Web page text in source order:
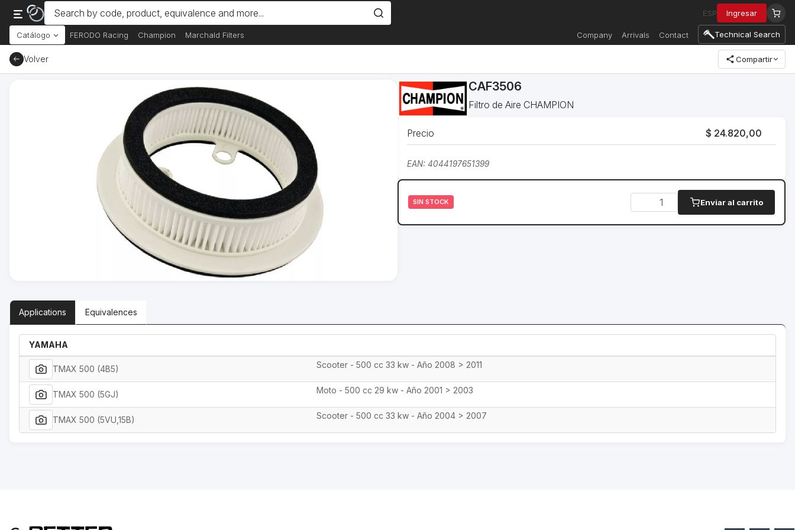
ESP Ingresar
Catálogo FERODO Racing Champion Marchald Filters Company Arrivals Contact Technical Search
Volver Compartir
CAF3506
Filtro de Aire CHAMPION
Precio $ 24.820,00
EAN: 4044197651399
SIN STOCK Enviar al carrito
Applications Equivalences
YAMAHA
TMAX 500 (4B5) Scooter - 500 cc 33 kw - Año 2008 > 2011
TMAX 500 (5GJ) Moto - 500 cc 29 kw - Año 2001 > 2003
TMAX 500 (5VU,15B) Scooter - 500 cc 33 kw - Año 2004 > 2007